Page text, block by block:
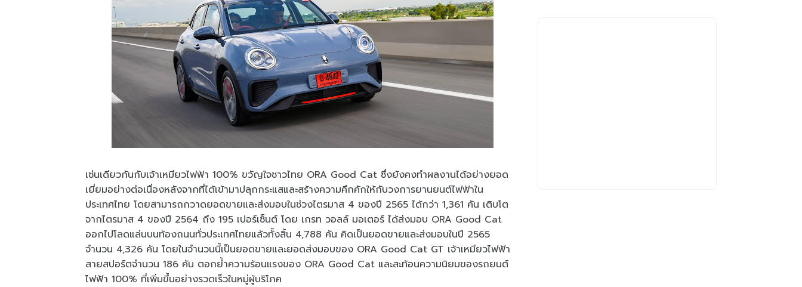
เช่นเดียวกันกับเจ้าเหมียวไฟฟ้า 100% ขวัญใจชาวไทย ORA Good Cat ซึ่งยังคงทำผลงานได้อย่างยอด
เยี่ยมอย่างต่อเนื่องหลังจากที่ได้เข้ามาปลุกกระแสและสร้างความคึกคักให้กับวงการยานยนต์ไฟฟ้าใน
ประเทศไทย โดยสามารถกวาดยอดขายและส่งมอบในช่วงไตรมาส 4 ของปี 2565 ได้กว่า 1,361 คัน เติบโต
จากไตรมาส 4 ของปี 2564 ถึง 195 เปอร์เซ็นต์ โดย เกรท วอลล์ มอเตอร์ ได้ส่งมอบ ORA Good Cat
ออกไปโลดแล่นบนท้องถนนทั่วประเทศไทยแล้วทั้งสิ้น 4,788 คัน คิดเป็นยอดขายและส่งมอบในปี 2565
จำนวน 4,326 คัน โดยในจำนวนนี้เป็นยอดขายและยอดส่งมอบของ ORA Good Cat GT เจ้าเหมียวไฟฟ้า
สายสปอร์ตจำนวน 186 คัน ตอกย้ำความร้อนแรงของ ORA Good Cat และสะท้อนความนิยมของรถยนต์
ไฟฟ้า 100% ที่เพิ่มขึ้นอย่างรวดเร็วในหมู่ผู้บริโภค